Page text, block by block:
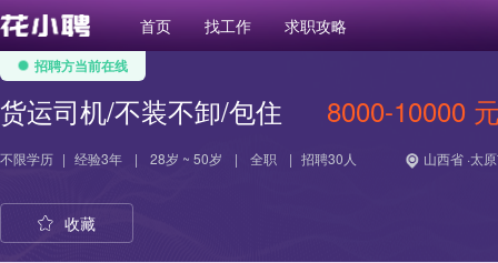
首页 找工作 求职攻略
招聘方当前在线
货运司机/不装不卸/包住 8000-10000
不限学历 | 经验3年 | 28岁 ~ 50岁 | 全职 | 招聘30人 山西省 ·太
收藏